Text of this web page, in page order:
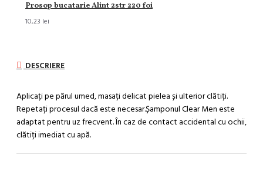
Prosop bucatarie Alint 2str 220 foi
10,23 lei
DESCRIERE
Aplicați pe părul umed, masați delicat pielea și ulterior clătiți.
Repetați procesul dacă este necesar.Șamponul Clear Men este
adaptat pentru uz frecvent. În caz de contact accidental cu ochii,
clătiți imediat cu apă.